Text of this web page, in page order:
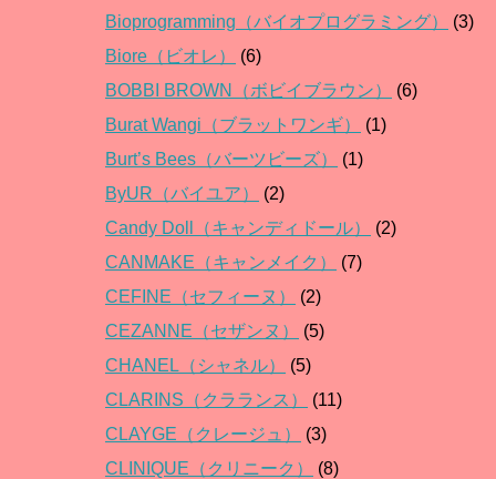
Bioprogramming（バイオプログラミング）
(3)
Biore（ビオレ）
(6)
BOBBI BROWN（ボビイブラウン）
(6)
Burat Wangi（ブラットワンギ）
(1)
Burt’s Bees（バーツビーズ）
(1)
ByUR（バイユア）
(2)
Candy Doll（キャンディドール）
(2)
CANMAKE（キャンメイク）
(7)
CEFINE（セフィーヌ）
(2)
CEZANNE（セザンヌ）
(5)
CHANEL（シャネル）
(5)
CLARINS（クラランス）
(11)
CLAYGE（クレージュ）
(3)
CLINIQUE（クリニーク）
(8)